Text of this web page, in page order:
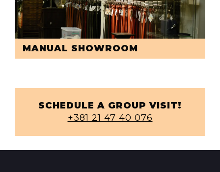
MANUAL SHOWROOM
SCHEDULE A GROUP VISIT!
+381 21 47 40 076